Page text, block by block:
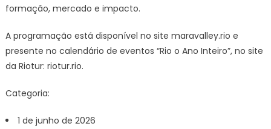
formação, mercado e impacto.
A programação está disponível no site maravalley.rio e
presente no calendário de eventos “Rio o Ano Inteiro”, no site
da Riotur: riotur.rio.
Categoria:
1 de junho de 2026